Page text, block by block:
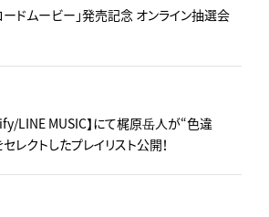
ドムービー」発売記念 オンライン抽選会
LINE MUSIC】にて梶原岳人が“色違
レクトしたプレイリスト公開！